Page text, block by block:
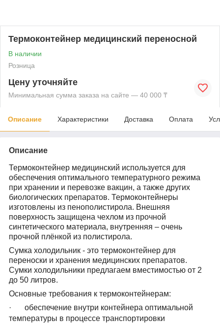
Термоконтейнер медицинский переносной
В наличии
Розница
Цену уточняйте
Минимальная сумма заказа на сайте — 40 000 ₸
Описание Характеристики Доставка Оплата
Описание
Термоконтейнер медицинский используется для
обеспечения оптимального температурного режима
при хранении и перевозке вакцин, а также других
биологических препаратов. Термоконтейнеры
изготовлены из пенополистирола. Внешняя
поверхность защищена чехлом из прочной
синтетического материала, внутренняя – очень
прочной плёнкой из полистирола.
Сумка холодильник - это термоконтейнер для
переноски и хранения медицинских препаратов.
Сумки холодильники предлагаем вместимостью от 2
до 50 литров.
Основные требования к термоконтейнерам:
·
обеспечение внутри контейнера оптимальной
температуры в процессе транспортировки